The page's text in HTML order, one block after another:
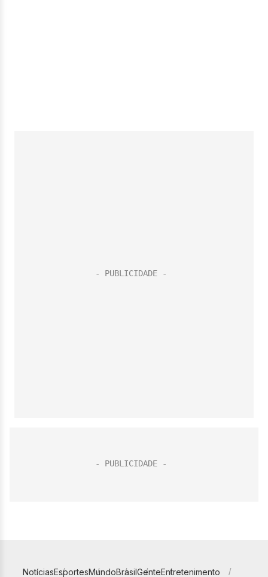
NotíciasEsportesMundoBrasilGenteEntretenimento